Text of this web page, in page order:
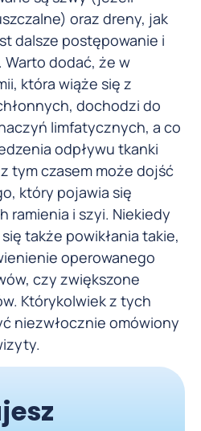
oraz dreny, jak
dalsze postępowanie i
dodać, że w
która wiąże się z
dochodzi do
limfatycznych, a co
odpływu tkanki
tym czasem może dojść
który pojawia się
ramienia i szyi. Niekiedy
także powikłania takie,
operowanego
czy zwiększone
Którykolwiek z tych
niezwłocznie omówiony